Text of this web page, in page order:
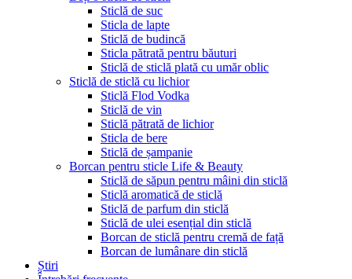
Sticlă de suc
Sticla de lapte
Sticlă de budincă
Sticla pătrată pentru băuturi
Sticlă de sticlă plată cu umăr oblic
Sticlă de sticlă cu lichior
Sticlă Flod Vodka
Sticlă de vin
Sticlă pătrată de lichior
Sticla de bere
Sticlă de șampanie
Borcan pentru sticle Life & Beauty
Sticlă de săpun pentru mâini din sticlă
Sticlă aromatică de sticlă
Sticlă de parfum din sticlă
Sticlă de ulei esențial din sticlă
Borcan de sticlă pentru cremă de față
Borcan de lumânare din sticlă
Știri